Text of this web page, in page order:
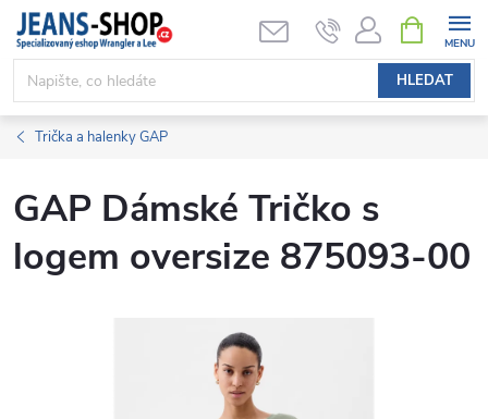
Přejít
obsah
HLEDAT
NÁKUPNÍ
KOŠÍK
Trička a halenky GAP
GAP Dámské Tričko s
logem oversize 875093-00